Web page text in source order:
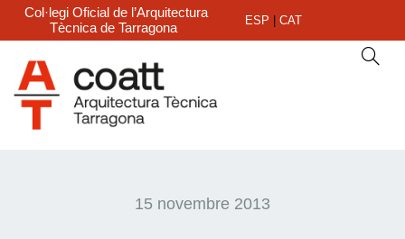
Col·legi Oficial de l’Arquitectura
Tècnica de Tarragona
ESP CAT
15 novembre 2013